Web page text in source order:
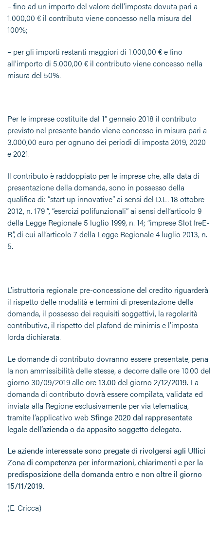
– fino ad un importo del valore dell’imposta dovuta pari a
1.000,00 € il contributo viene concesso nella misura del
100%;
– per gli importi restanti maggiori di 1.000,00 € e fino
all’importo di 5.000,00 € il contributo viene concesso nella
misura del 50%.
Per le imprese costituite dal 1° gennaio 2018 il contributo
previsto nel presente bando viene concesso in misura pari a
3.000,00 euro per ognuno dei periodi di imposta 2019, 2020
e 2021.
Il contributo è raddoppiato per le imprese che, alla data di
presentazione della domanda, sono in possesso della
qualifica di: “start up innovative” ai sensi del D.L. 18 ottobre
2012, n. 179 “, “esercizi polifunzionali” ai sensi dell’articolo 9
della Legge Regionale 5 luglio 1999, n. 14; “imprese Slot freE-
R”, di cui all’articolo 7 della Legge Regionale 4 luglio 2013, n.
5.
L’istruttoria regionale pre-concessione del credito riguarderà
il rispetto delle modalità e termini di presentazione della
domanda, il possesso dei requisiti soggettivi, la regolarità
contributiva, il rispetto del plafond de minimis e l’imposta
lorda dichiarata.
Le domande di contributo dovranno essere presentate, pena
la non ammissibilità delle stesse, a decorre dalle ore 10.00 del
giorno 30/09/2019 alle ore13.00del giorno 2/12/2019. La
domanda di contributo dovrà essere compilata, validata ed
inviata alla Regione esclusivamente per via telematica,
tramite l’applicativo webSfinge 2020 dal rappresentate
legale dell’azienda o da apposito soggetto delegato.
Le aziende interessate sono pregate di rivolgersi agli Uffici
Zona di competenza per informazioni, chiarimenti e per la
predisposizione della domanda entro e non oltre il giorno
15/11/2019.
(E. Cricca)